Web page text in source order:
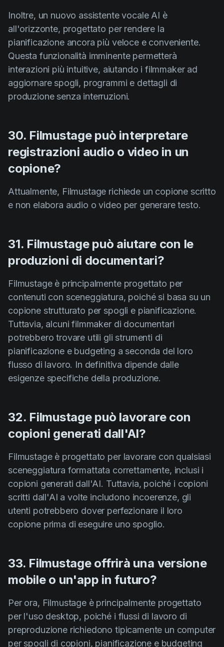
Inoltre, un nuovo assistente vocale AI è
all'orizzonte, progettato per rendere la
pianificazione ancora più veloce e conveniente.
Questa funzionalità imminente permetterà
interazioni più intuitive, aiutando i filmmaker ad
aggiornare spogli, programmi e dettagli di
produzione senza interruzioni.
30. Filmustage può interpretare
registrazioni audio o video in un
copione?
Attualmente, Filmustage richiede un copione scritto
e non elabora audio o video per generare testo.
31. Filmustage può aiutare con le
produzioni di documentari?
Filmustage è principalmente progettato per
contenuti con sceneggiatura, poiché si basa su un
copione strutturato per spogli e pianificazione.
Tuttavia, alcuni filmmaker di documentari
potrebbero trovare utili gli strumenti di
pianificazione e budgeting a seconda del loro
flusso di lavoro. In definitiva dipende dalle
esigenze specifiche della produzione.
32. Filmustage può lavorare con
copioni generati dall'AI?
Filmustage è progettato per lavorare con qualsiasi
sceneggiatura formattata correttamente, inclusi i
copioni generati dall'AI. Tuttavia, poiché i copioni
scritti dall'AI a volte includono incoerenze, gli
utenti potrebbero dover perfezionare il loro
copione prima di eseguire uno spoglio.
33. Filmustage offrirà una versione
mobile o un'app in futuro?
Per ora, Filmustage è principalmente progettato
per l'uso desktop, poiché i flussi di lavoro di
preproduzione richiedono tipicamente un computer
per spogli di copioni, pianificazione e budgeting